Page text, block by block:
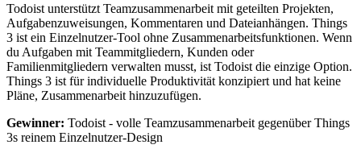
Todoist unterstützt Teamzusammenarbeit mit geteilten Projekten,
Aufgabenzuweisungen, Kommentaren und Dateianhängen. Things
3 ist ein Einzelnutzer-Tool ohne Zusammenarbeitsfunktionen. Wenn
du Aufgaben mit Teammitgliedern, Kunden oder
Familienmitgliedern verwalten musst, ist Todoist die einzige Option.
Things 3 ist für individuelle Produktivität konzipiert und hat keine
Pläne, Zusammenarbeit hinzuzufügen.
Gewinner: Todoist - volle Teamzusammenarbeit gegenüber Things
3s reinem Einzelnutzer-Design